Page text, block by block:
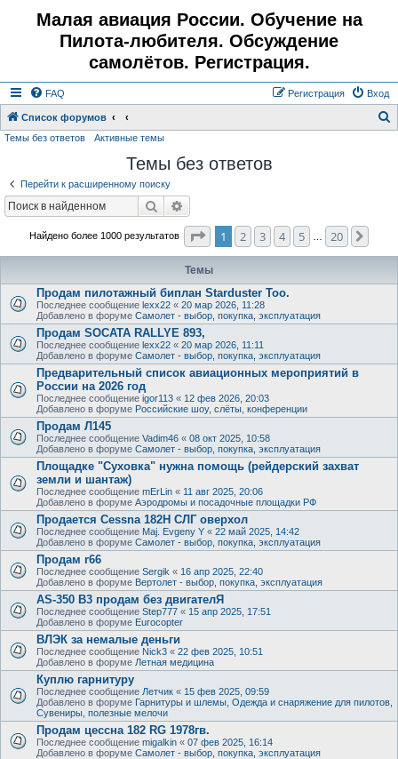
Малая авиация России. Обучение на
Пилота-любителя. Обсуждение
самолётов. Регистрация.
FAQ Вход
Регистрация
Список форумов
Темы без ответов Активные темы
Темы без ответов
Перейти к расширенному поиску
Поиск
Найдено более 1000 результатов Страница1 из
1 2 3 4 5 20
Темы
Продам пилотажный биплан Starduster Too.
Последнее сообщение lexx22 « 20 мар 2026, 11:28
Добавлено в форуме Самолет - выбор, покупка, эксплуатация
Продам SOCATA RALLYE 893,
Последнее сообщение lexx22 « 20 мар 2026, 11:11
Добавлено в форуме Самолет - выбор, покупка, эксплуатация
Предварительный список авиационных мероприятий в
России на 2026 год
Последнее сообщение igor113 « 12 фев 2026, 20:03
Добавлено в форуме Российские шоу, слёты, конференции
Продам Л145
Последнее сообщение Vadim46 « 08 окт 2025, 10:58
Добавлено в форуме Самолет - выбор, покупка, эксплуатация
Площадке "Суховка" нужна помощь (рейдерский захват
земли и шантаж)
Последнее сообщение mErLin « 11 авг 2025, 20:06
Добавлено в форуме Аэродромы и посадочные площадки РФ
Продается Cessna 182H СЛГ оверхол
Последнее сообщение Maj. Evgeny Y « 22 май 2025, 14:42
Добавлено в форуме Самолет - выбор, покупка, эксплуатация
Продам r66
Последнее сообщение Sergik « 16 апр 2025, 22:40
Добавлено в форуме Вертолет - выбор, покупка, эксплуатация
AS-350 B3 продам без двигателЯ
Последнее сообщение Step777 « 15 апр 2025, 17:51
Добавлено в форуме Eurocopter
ВЛЭК за немалые деньги
Последнее сообщение Nick3 « 22 фев 2025, 10:51
Добавлено в форуме Летная медицина
Куплю гарнитуру
Последнее сообщение Летчик « 15 фев 2025, 09:59
Добавлено в форуме Гарнитуры и шлемы, Одежда и снаряжение для пилотов,
Сувениры, полезные мелочи
Продам цессна 182 RG 1978гв.
Последнее сообщение migalkin « 07 фев 2025, 16:14
Добавлено в форуме Самолет - выбор, покупка, эксплуатация